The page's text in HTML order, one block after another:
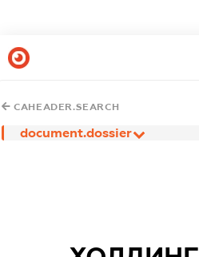
CAHEADER.SEARCH
document.dossier